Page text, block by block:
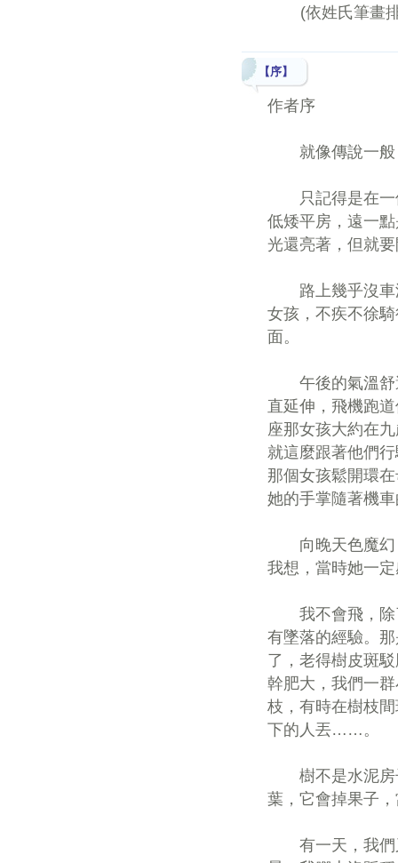
(依姓氏筆畫
【序】
作者序
就像傳說一般
只記得是在一
低矮平房，遠一
光還亮著，但就
路上幾乎沒車
女孩，不疾不徐
面。
午後的氣溫舒
直延伸，飛機跑
座那女孩大約在
就這麼跟著他們
那個女孩鬆開環
她的手掌隨著機
向晚天色魔幻
我想，當時她一
我不會飛，除
有墜落的經驗。
了，老得樹皮斑
幹肥大，我們一
枝，有時在樹枝
下的人丟……。
樹不是水泥房
葉，它會掉果子
有一天，我們